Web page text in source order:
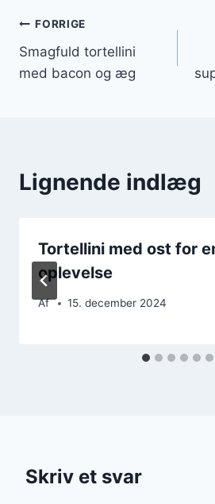
Indlægsnavigation
FORRIGE
Smagfuld tortellini
med bacon og æg
Lignende indlæg
Tortellini med ost for
oplevelse
Af 15. december 2024
Skriv et svar